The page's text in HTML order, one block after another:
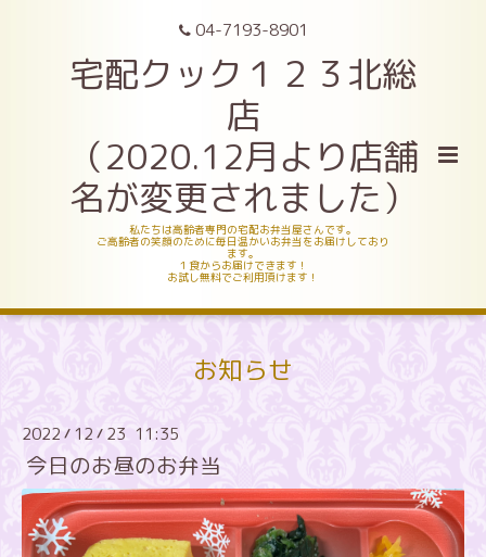
04-7193-8901
宅配クック１２３北総
店
（2020.12月より店舗
名が変更されました）
私たちは高齢者専門の宅配お弁当屋さんです。
ご高齢者の笑顔のために毎日温かいお弁当をお届けしており
ます。
１食からお届けできます！
お試し無料でご利用頂けます！
お知らせ
2022 / 12 / 23 11:35
今日のお昼のお弁当